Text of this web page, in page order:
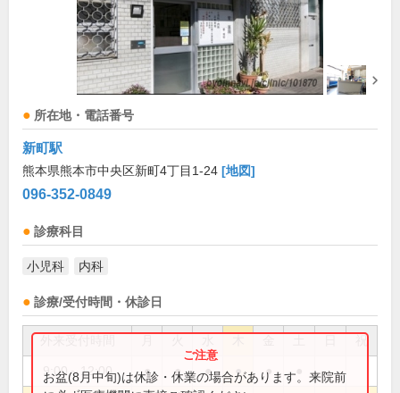
所在地・電話番号
新町駅
熊本県熊本市中央区新町4丁目1-24 [地図]
096-352-0849
診療科目
小児科 内科
診療/受付時間・休診日
祝
9:00～12:00 ● ● ● ● ●
お盆(8月中旬)は休診・休業の場合があります。来院前